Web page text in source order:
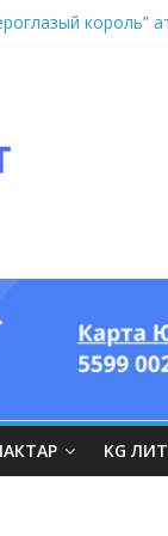
король”
KG